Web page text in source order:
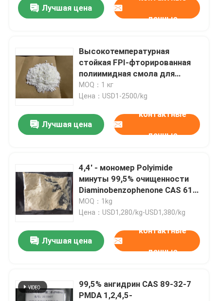
Лучшая цена
данные
Высокотемпературная
стойкая FPI-фторированная
полиимидная смола для
электроизоляции и
стабильности в агрессивных
MOQ：1 кг
Цена：USD1-2500/kg
Лучшая цена
контактные
данные
4,4' - мономер Polyimide
минуты 99,5% очищенности
Diaminobenzophenone CAS 611-
98-3
MOQ：1kg
Цена：USD1,280/kg-USD1,380/kg
Лучшая цена
контактные
данные
99,5% ангидрин CAS 89-32-7
PMDA 1,2,4,5-